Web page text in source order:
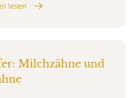
lesen
Milchzähne und